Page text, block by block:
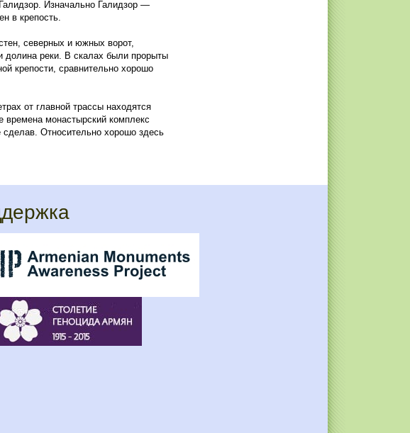
Изначально Галидзор —
в крепость.
северных и южных ворот,
долина реки. В скалах были прорыты
крепости, сравнительно хорошо
от главной трассы находятся
времена монастырский комплекс
сделав. Относительно хорошо здесь